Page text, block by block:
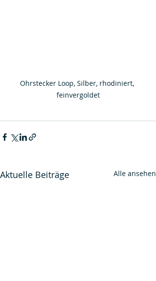
Ohrstecker Loop, Silber, rhodiniert,
feinvergoldet
Aktuelle Beiträge Alle ansehen